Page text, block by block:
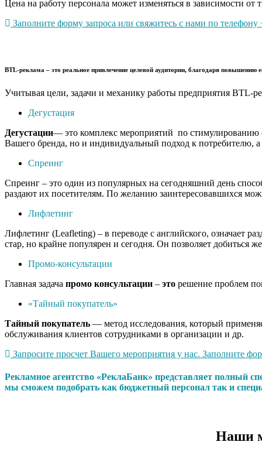
Цена на работу персонала может изменяться в зависимости
Заполните форму запроса или свяжитесь с нами по
BTL-реклама – это реальное привлечение целевой аудитории, благодаря
Учитывая цели, задачи и механику работы предприятия BTL-
Дегустация
Дегустации— это комплекс мероприятий по стимулированию
Вашего бренда, но и индивидуальный подход к потребителю, а
Спреинг
Спреинг – это один из популярных на сегодняшний день
раздают их посетителям. По желанию заинтересовавшихся
Лифлетинг
Лифлетинг (Leafleting) – в переводе с английского, означает
стар, но крайне популярен и сегодня. Он позволяет добиться
Промо-консультации
Главная задача промо консультации – это решение проблем
«Тайный покупатель»
Тайный покупатель — метод исследования, который
обслуживания клиентов сотрудниками в организации и др.
Запросите просчет Вашего мероприятия у нас. Заполните
Рекламное агентство «РеклаБанк» представляет
мы сможем подобрать как бюджетный персонал так и
Наши